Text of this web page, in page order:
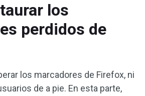
los
perdidos de
los marcadores de Firefox, ni
de a pie. En esta parte,